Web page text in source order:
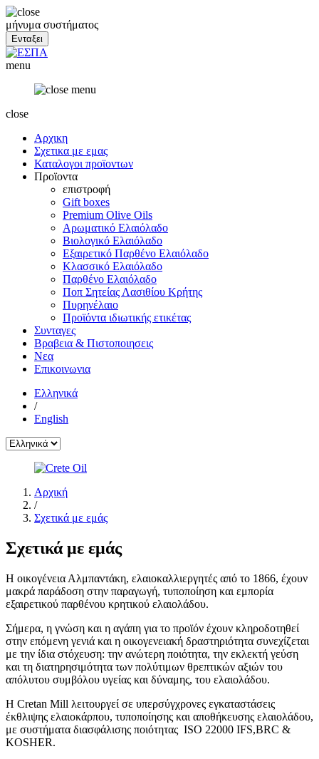
μήνυμα συστήματος
menu
close
Αρχικη
Σχετικα με εμας
Καταλογοι προϊοντων
Προϊοντα
επιστροφή
Gift boxes
Premium Olive Oils
Αρωματικό Ελαιόλαδο
Βιολογικό Ελαιόλαδο
Εξαιρετικό Παρθένο Ελαιόλαδο
Κλασσικό Ελαιόλαδο
Παρθένο Ελαιόλαδο
Ποπ Σητείας Λασιθίου Κρήτης
Πυρηνέλαιο
Προϊόντα ιδιωτικής ετικέτας
Συνταγες
Βραβεια & Πιστοποιησεις
Νεα
Επικοινωνια
Ελληνικά
/
English
Αρχική
/
Σχετικά με εμάς
Σχετικά με εμάς
Η οικογένεια Αλμπαντάκη, ελαιοκαλλιεργητές από το 1866, έχουν
μακρά παράδοση στην παραγωγή, τυποποίηση και εμπορία
εξαιρετικού παρθένου κρητικού ελαιολάδου.
Σήμερα, η γνώση και η αγάπη για το προϊόν έχουν κληροδοτηθεί
στην επόμενη γενιά και η οικογενειακή δραστηριότητα συνεχίζεται
με την ίδια στόχευση: την ανώτερη ποιότητα, την εκλεκτή γεύση
και τη διατηρησιμότητα των πολύτιμων θρεπτικών αξιών του
απόλυτου συμβόλου υγείας και δύναμης, του ελαιολάδου.
Η Cretan Mill λειτουργεί σε υπερσύγχρονες εγκαταστάσεις
έκθλιψης ελαιοκάρπου, τυποποίησης και αποθήκευσης ελαιολάδου,
με συστήματα διασφάλισης ποιότητας ISO 22000 IFS,BRC &
KOSHER.